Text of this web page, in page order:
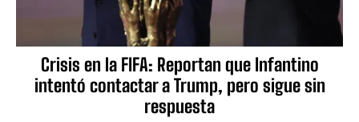
Crisis en la FIFA: Reportan que Infantino
intentó contactar a Trump, pero sigue sin
respuesta